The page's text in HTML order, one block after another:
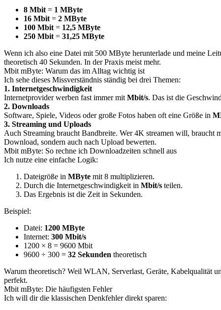
8 Mbit = 1 MByte
16 Mbit = 2 MByte
100 Mbit = 12,5 MByte
250 Mbit = 31,25 MByte
Wenn ich also eine Datei mit 500 MByte herunterlade und meine
theoretisch 40 Sekunden. In der Praxis meist mehr.
Mbit mByte: Warum das im Alltag wichtig ist
Ich sehe dieses Missverständnis ständig bei drei Themen:
1. Internetgeschwindigkeit
Internetprovider werben fast immer mit Mbit/s. Das ist die
2. Downloads
Software, Spiele, Videos oder große Fotos haben oft eine Größe in
3. Streaming und Uploads
Auch Streaming braucht Bandbreite. Wer 4K streamen will,
Download, sondern auch nach Upload bewerten.
Mbit mByte: So rechne ich Downloadzeiten schnell aus
Ich nutze eine einfache Logik:
Dateigröße in MByte mit 8 multiplizieren.
Durch die Internetgeschwindigkeit in Mbit/s teilen.
Das Ergebnis ist die Zeit in Sekunden.
Beispiel:
Datei: 1200 MByte
Internet: 300 Mbit/s
1200 × 8 = 9600 Mbit
9600 ÷ 300 = 32 Sekunden theoretisch
Warum theoretisch? Weil WLAN, Serverlast, Geräte, Kabelqualität
perfekt.
Mbit mByte: Die häufigsten Fehler
Ich will dir die klassischen Denkfehler direkt sparen: